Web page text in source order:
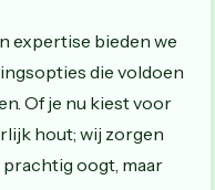
expertise bieden we
die voldoen
Of je nu kiest voor
hout; wij zorgen
oogt, maar